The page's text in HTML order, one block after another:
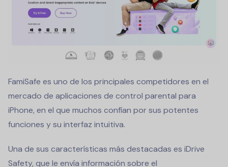
FamiSafe es uno de los principales competidores en el
mercado de aplicaciones de control parental para
iPhone, en el que muchos confían por sus potentes
funciones y su interfaz intuitiva.
Una de sus características más destacadas es iDrive
Safety, que le envía información sobre el